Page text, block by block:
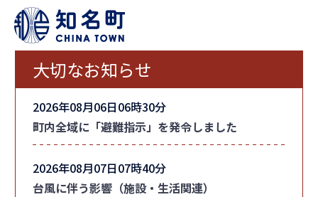
大切なお知らせ
2026年08月06日06時30分
町内全域に「避難指示」を発令しました
2026年08月07日07時40分
台風に伴う影響（施設・生活関連）